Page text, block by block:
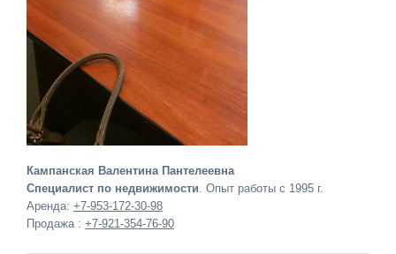
Кампанская Валентина Пантелеевна
Специалист по недвижимости. Опыт работы с 1995 г.
Аренда: +7-953-172-30-98
Продажа : +7-921-354-76-90